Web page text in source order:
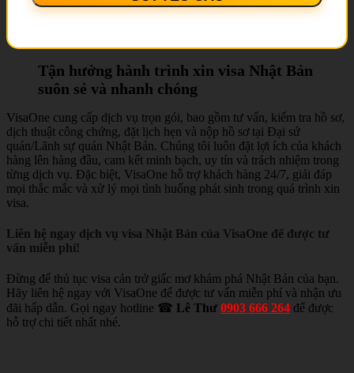
Tận hưởng hành trình xin visa Nhật Bản
suôn sẻ và nhanh chóng
VisaOne cung cấp dịch vụ trọn gói, bao gồm tư vấn, kiểm tra hồ sơ,
dịch thuật công chứng, đặt lịch hẹn và nộp hồ sơ tại Đại sứ
quán/Lãnh sự quán Nhật Bản. Chúng tôi luôn đặt lợi ích của khách
hàng lên hàng đầu, cam kết minh bạch, uy tín và trách nhiệm trong
từng dịch vụ. Đặc biệt, VisaOne hỗ trợ khách hàng 24/7, giải đáp
mọi thắc mắc và xử lý mọi tình huống phát sinh trong quá trình xin
visa.
Liên hệ ngay dịch vụ visa Nhật Bản của VisaOne để được tư
vấn miễn phí!
Đừng để thủ tục visa cản trở giấc mơ khám phá Nhật Bản của bạn.
Hãy liên hệ ngay với VisaOne để được tư vấn miễn phí và nhận ưu
đãi hấp dẫn. Gọi ngay hotline ☎ Lê Thư 0903 666 264 để được
hỗ trợ chi tiết nhất nhé.